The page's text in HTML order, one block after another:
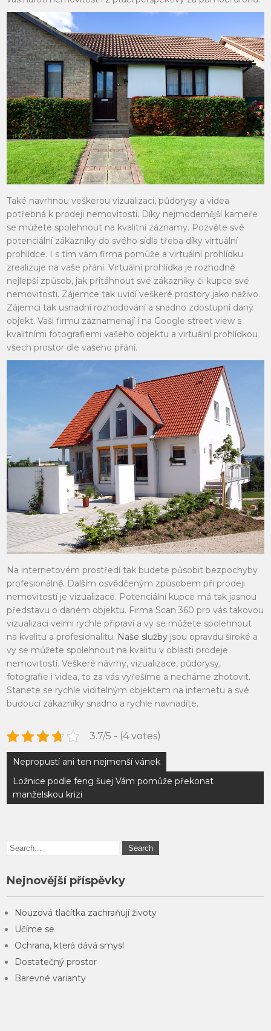
Také navrhnou veškerou vizualizaci, půdorysy a videa
potřebná k prodeji nemovitosti. Díky nejmodernější kameře
se můžete spolehnout na kvalitní záznamy. Pozvěte své
potenciální zákazníky do svého sídla třeba díky virtuální
prohlídce. I s tím vám firma pomůže a virtuální prohlídku
zrealizuje na vaše přání. Virtuální prohlídka je rozhodně
nejlepší způsob, jak přitáhnout své zákazníky či kupce své
nemovitosti. Zájemce tak uvidí veškeré prostory jako naživo.
Zájemci tak usnadní rozhodování a snadno zdostupní daný
objekt. Vaši firmu zaznamenají i na Google street view s
kvalitními fotografiemi vašeho objektu a virtuální prohlídkou
všech prostor dle vašeho přání.
Na internetovém prostředí tak budete působit bezpochyby
profesionálně. Dalším osvědčeným způsobem při prodeji
nemovitostí je vizualizace. Potenciální kupce má tak jasnou
představu o daném objektu. Firma Scan 360 pro vás takovou
vizualizaci velmi rychle připraví a vy se můžete spolehnout
na kvalitu a profesionalitu. Naše služby jsou opravdu široké a
vy se můžete spolehnout na kvalitu v oblasti prodeje
nemovitostí. Veškeré návrhy, vizualizace, půdorysy,
fotografie i videa, to za vás vyřešíme a necháme zhotovit.
Stanete se rychle viditelným objektem na internetu a své
budoucí zákazníky snadno a rychle navnadíte.
3.7/5 - (4 votes)
Navigace
pro
příspěvek
Nepropustí ani ten nejmenší vánek
Ložnice podle feng šuej Vám pomůže překonat
manželskou krizi
Nejnovější příspěvky
Nouzová tlačítka zachraňují životy
Učíme se
Ochrana, která dává smysl
Dostatečný prostor
Barevné varianty